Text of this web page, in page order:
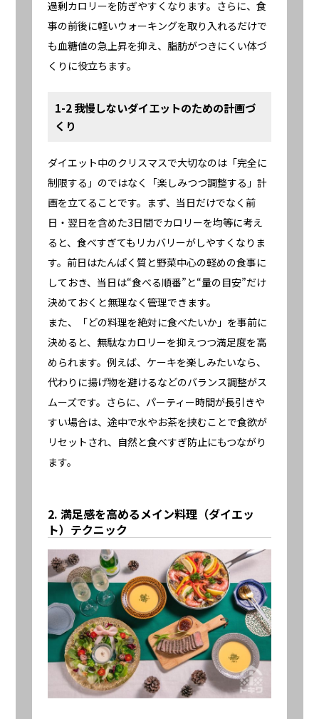
過剰カロリーを防ぎやすくなります。さらに、食
事の前後に軽いウォーキングを取り入れるだけで
も血糖値の急上昇を抑え、脂肪がつきにくい体づ
くりに役立ちます。
1-2 我慢しないダイエットのための計画づ
くり
ダイエット中のクリスマスで大切なのは「完全に
制限する」のではなく「楽しみつつ調整する」計
画を立てることです。まず、当日だけでなく前
日・翌日を含めた3日間でカロリーを均等に考え
ると、食べすぎてもリカバリーがしやすくなりま
す。前日はたんぱく質と野菜中心の軽めの食事に
しておき、当日は“食べる順番”と“量の目安”だけ
決めておくと無理なく管理できます。
また、「どの料理を絶対に食べたいか」を事前に
決めると、無駄なカロリーを抑えつつ満足度を高
められます。例えば、ケーキを楽しみたいなら、
代わりに揚げ物を避けるなどのバランス調整がス
ムーズです。さらに、パーティー時間が長引きや
すい場合は、途中で水やお茶を挟むことで食欲が
リセットされ、自然と食べすぎ防止にもつながり
ます。
2. 満足感を高めるメイン料理（ダイエッ
ト）テクニック